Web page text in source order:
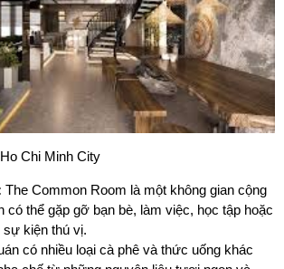
Chi Minh City
The Common Room là một không gian cộng
có thể gặp gỡ bạn bè, làm việc, học tập hoặc
kiện thú vị.
có nhiều loại cà phê và thức uống khác